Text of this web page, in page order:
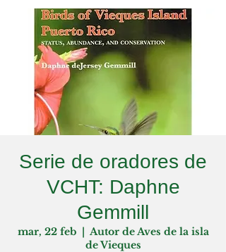
Serie de oradores de
VCHT: Daphne
Gemmill
mar, 22 feb
  |
Autor de Aves de la isla
de Vieques